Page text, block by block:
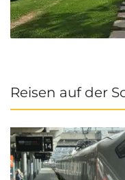
Reisen auf der